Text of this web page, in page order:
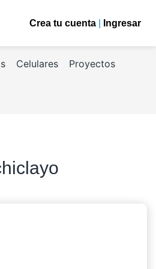
Crea tu cuenta| Ingresar
Celulares Proyectos